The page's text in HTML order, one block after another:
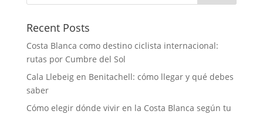
Recent Posts
Costa Blanca como destino ciclista internacional:
rutas por Cumbre del Sol
Cala Llebeig en Benitachell: cómo llegar y qué debes
saber
Cómo elegir dónde vivir en la Costa Blanca según tu